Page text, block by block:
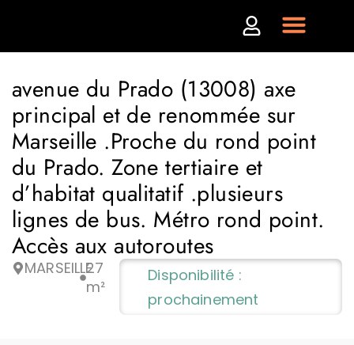
avenue du Prado (13008) axe
principal et de renommée sur
Marseille .Proche du rond point
du Prado. Zone tertiaire et
d’habitat qualitatif .plusieurs
lignes de bus. Métro rond point.
Accès aux autoroutes
MARSEILLE27
m²
Disponibilité :
prochainement